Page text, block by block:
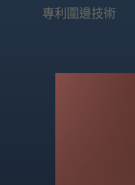
專利圍邊技術